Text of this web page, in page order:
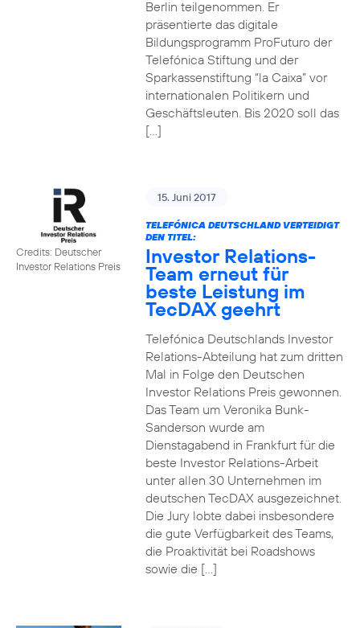
Berlin teilgenommen. Er
präsentierte das digitale
Bildungsprogramm ProFuturo der
Telefónica Stiftung und der
Sparkassenstiftung “la Caixa” vor
internationalen Politikern und
Geschäftsleuten. Bis 2020 soll das
[…]
Credits: Deutscher
Investor Relations Preis
15. Juni 2017
TELEFÓNICA DEUTSCHLAND VERTEIDIGT
DEN TITEL:
Investor Relations-
Team erneut für
beste Leistung im
TecDAX geehrt
Telefónica Deutschlands Investor
Relations-Abteilung hat zum dritten
Mal in Folge den Deutschen
Investor Relations Preis gewonnen.
Das Team um Veronika Bunk-
Sanderson wurde am
Dienstagabend in Frankfurt für die
beste Investor Relations-Arbeit
unter allen 30 Unternehmen im
deutschen TecDAX ausgezeichnet.
Die Jury lobte dabei insbesondere
die gute Verfügbarkeit des Teams,
die Proaktivität bei Roadshows
sowie die […]